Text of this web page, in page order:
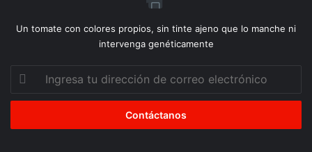
Un tomate con colores propios, sin tinte ajeno que lo manche ni
intervenga genéticamente
Ingresa
dirección
correo